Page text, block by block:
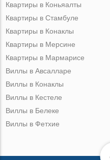
Квартиры в Коньяалты
Квартиры в Стамбуле
Квартиры в Конаклы
Квартиры в Мерсине
Квартиры в Мармарисе
Виллы в Авсалларе
Виллы в Конаклы
Виллы в Кестеле
Виллы в Белеке
Виллы в Фетхие